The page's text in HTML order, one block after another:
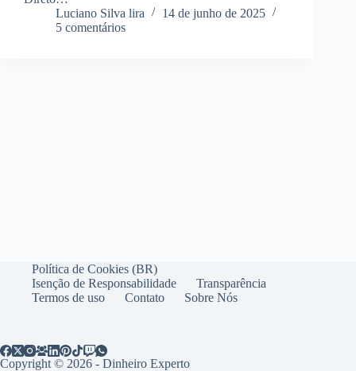
Luciano Silva lira
14 de junho de 2025
5 comentários
Política de Cookies (BR)
Isenção de Responsabilidade
Transparência
Termos de uso
Contato Sobre Nós
Copyright © 2026 - Dinheiro Experto